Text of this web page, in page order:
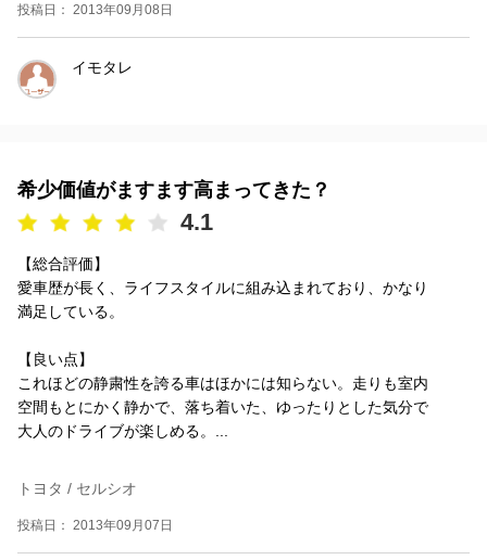
投稿日： 2013年09月08日
イモタレ
希少価値がますます高まってきた？
4.1
【総合評価】
愛車歴が長く、ライフスタイルに組み込まれており、かなり
満足している。
【良い点】
これほどの静粛性を誇る車はほかには知らない。走りも室内
空間もとにかく静かで、落ち着いた、ゆったりとした気分で
大人のドライブが楽しめる。...
トヨタ / セルシオ
投稿日： 2013年09月07日